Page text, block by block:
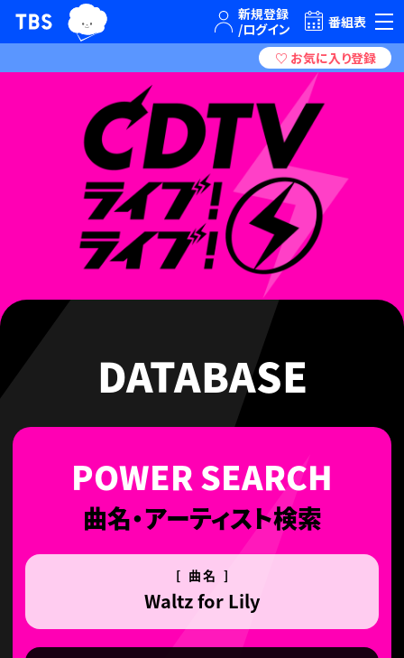
TBSテレビ｜ときめくときを。 番組表
DATABASE
曲名・アーティスト検索
[ 曲名 ]
Waltz for Lily